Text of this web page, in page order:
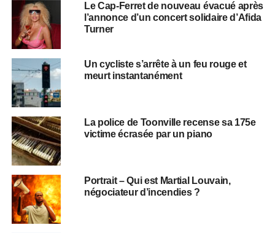
Le Cap-Ferret de nouveau évacué après
l’annonce d’un concert solidaire d’Afida
Turner
Un cycliste s’arrête à un feu rouge et
meurt instantanément
La police de Toonville recense sa 175e
victime écrasée par un piano
Portrait – Qui est Martial Louvain,
négociateur d’incendies ?